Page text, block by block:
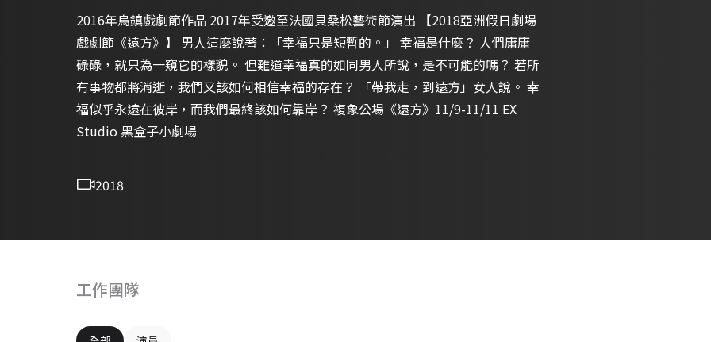
2016年烏鎮戲劇節作品 2017年受邀至法國貝桑松藝術節演出 【2018亞洲假日劇場
戲劇節《遠方》】 男人這麼說著：「幸福只是短暫的。」 幸福是什麼？ 人們庸庸
碌碌，就只為一窺它的樣貌。 但難道幸福真的如同男人所說，是不可能的嗎？ 若所
有事物都將消逝，我們又該如何相信幸福的存在？ 「帶我走，到遠方」女人說。 幸
福似乎永遠在彼岸，而我們最終該如何靠岸？ 複象公場《遠方》11/9-11/11 EX
Studio 黑盒子小劇場
2018
工作團隊